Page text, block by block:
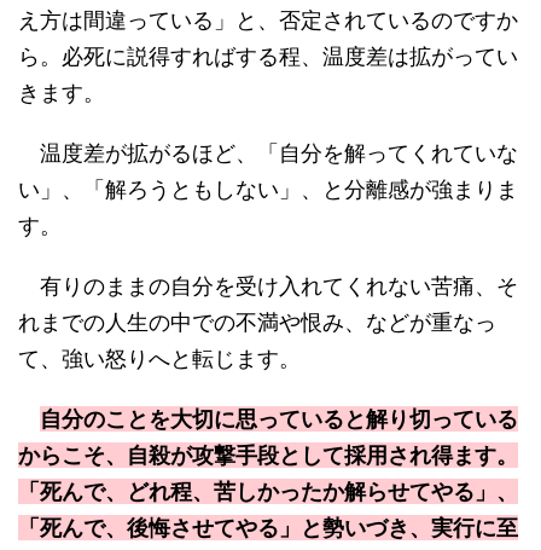
え方は間違っている」と、否定されているのですか
ら。必死に説得すればする程、温度差は拡がってい
きます。
温度差が拡がるほど、「自分を解ってくれていな
い」、「解ろうともしない」、と分離感が強まりま
す。
有りのままの自分を受け入れてくれない苦痛、そ
れまでの人生の中での不満や恨み、などが重なっ
て、強い怒りへと転じます。
自分のことを大切に思っていると解り切っている
からこそ、自殺が攻撃手段として採用され得ます。
「死んで、どれ程、苦しかったか解らせてやる」、
「死んで、後悔させてやる」と勢いづき、実行に至